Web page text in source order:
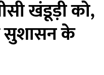
खंडूड़ी को,
सुशासन के